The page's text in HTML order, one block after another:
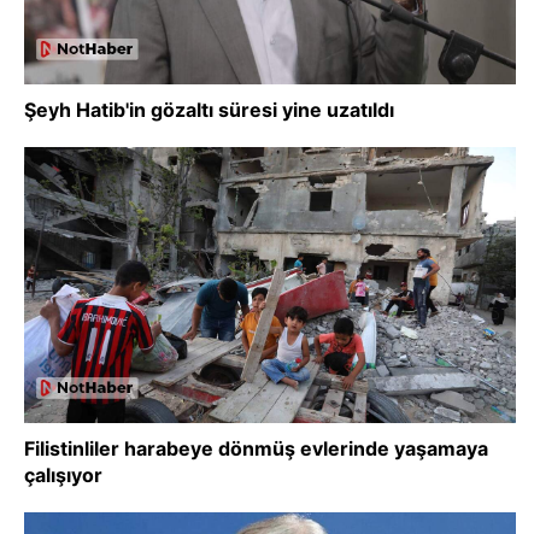
Şeyh Hatib'in gözaltı süresi yine uzatıldı
Filistinliler harabeye dönmüş evlerinde yaşamaya
çalışıyor